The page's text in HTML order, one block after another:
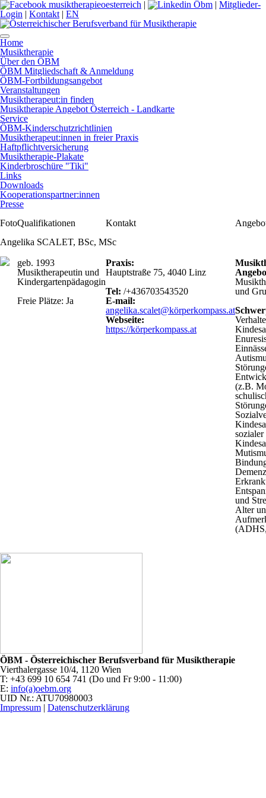
| | Mitglieder-
Login | Kontakt | EN
Home
Musiktherapie
Über den ÖBM
ÖBM Mitgliedschaft & Anmeldung
ÖBM-Fortbildungsangebot
Veranstaltungen
Musiktherapeut:in finden
Musiktherapie Angebot Österreich - Landkarte
Service
ÖBM-Kinderschutzrichtlinien
Musiktherapeut:innen in freier Praxis
Haftpflichtversicherung
Musiktherapie-Plakate
Kinderbroschüre "Tiki"
Links
Downloads
Kooperationspartner:innen
Presse
FotoQualifikationen Kontakt
Angelika SCALET, BSc, MSc
geb. 1993
Musiktherapeutin und
Kindergartenpädagogin
Freie Plätze: Ja
Praxis:
Hauptstraße 75, 4040 Linz
Tel: /+436703543520
E-mail:
angelika.scalet@körperkompass.at
Webseite:
https://körperkompass.at
und
(z.B.
und
Alter
ÖBM - Österreichischer Berufsverband für Musiktherapie
Vierthalergasse 10/4, 1120 Wien
T: +43 699 10 654 741 (Do und Fr 9:00 - 11:00)
E: info(a)oebm.org
UID Nr.: ATU70980003
Impressum | Datenschutzerklärung